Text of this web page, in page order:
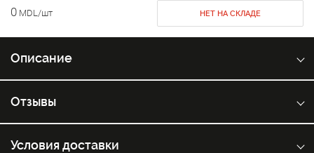
0 MDL/шт НЕТ НА СКЛАДЕ
Описание
Отзывы
Условия доставки